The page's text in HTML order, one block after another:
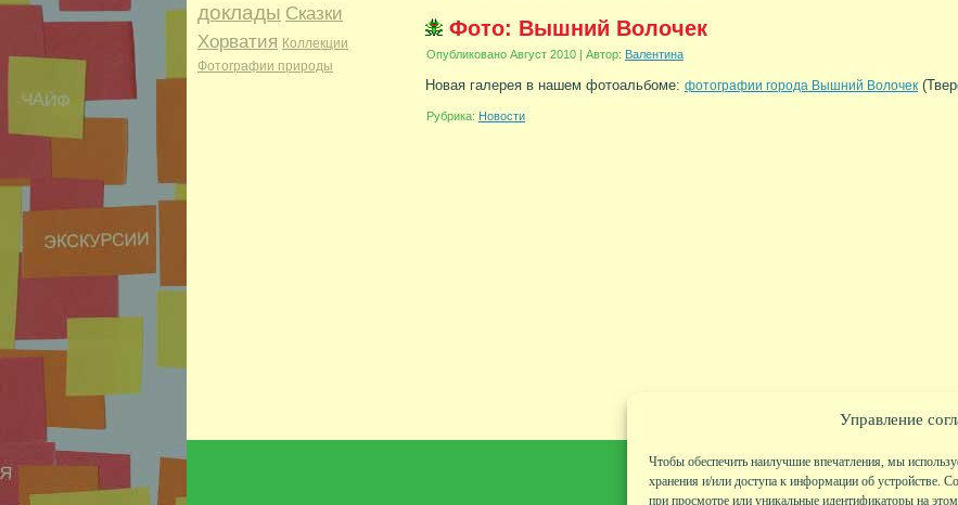
Управление
Чтобы обеспечить наилучшие впечатления, мы
хранения и/или доступа к информации об устройстве.
при просмотре или уникальные идентификаторы на
доклады Сказки
Хорватия Коллекции
Фотографии природы
Фото: Вышний Волочек
Опубликовано Август 2010 | Автор: Валентина
Новая галерея в нашем фотоальбоме: фотографии города Вышний Волочек
Рубрика: Новости